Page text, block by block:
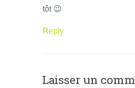
tôt 😉
Reply
Laisser un